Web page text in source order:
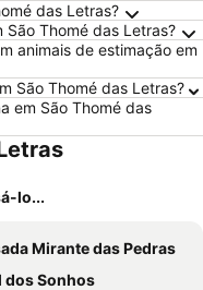
das Letras?
São Thomé das Letras?
animais de estimação em
São Thomé das Letras?
em São Thomé das
lo...
Mirante das Pedras
dos Sonhos